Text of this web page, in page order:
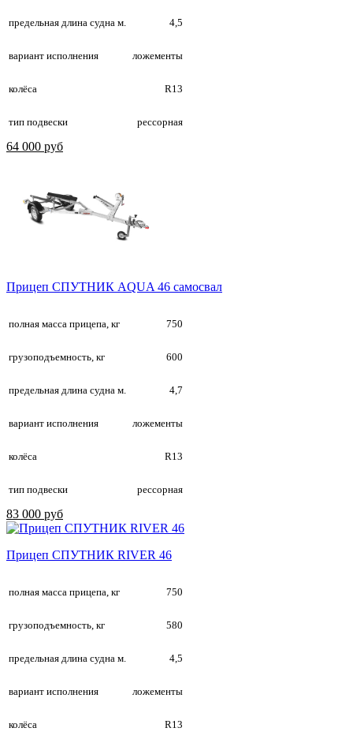
предельная длина судна м. 4,5
вариант исполнения ложементы
колёса R13
тип подвески рессорная
64 000 руб
Прицеп СПУТНИК AQUA 46 самосвал
полная масса прицепа, кг 750
грузоподъемность, кг 600
предельная длина судна м. 4,7
вариант исполнения ложементы
колёса R13
тип подвески рессорная
83 000 руб
Прицеп СПУТНИК RIVER 46
полная масса прицепа, кг 750
грузоподъемность, кг 580
предельная длина судна м. 4,5
вариант исполнения ложементы
колёса R13